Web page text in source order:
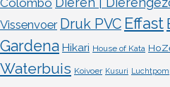
Vissenvoer Druk PVC Effast
Gardena Hikari House of Kata
Waterbuis Koivoer Kusuri